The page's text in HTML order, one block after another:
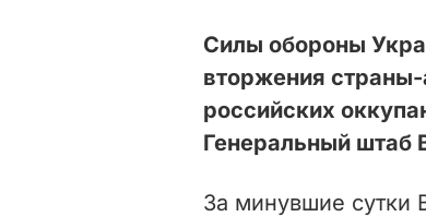
Силы обороны
вторжения
российских
Генеральный штаб
За минувшие сутки